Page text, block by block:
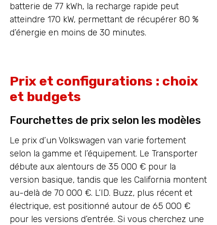
batterie de 77 kWh, la recharge rapide peut
atteindre 170 kW, permettant de récupérer 80 %
d’énergie en moins de 30 minutes.
Prix et configurations : choix
et budgets
Fourchettes de prix selon les modèles
Le prix d’un Volkswagen van varie fortement
selon la gamme et l’équipement. Le Transporter
débute aux alentours de 35 000 € pour la
version basique, tandis que les California montent
au-delà de 70 000 €. L’ID. Buzz, plus récent et
électrique, est positionné autour de 65 000 €
pour les versions d’entrée. Si vous cherchez une